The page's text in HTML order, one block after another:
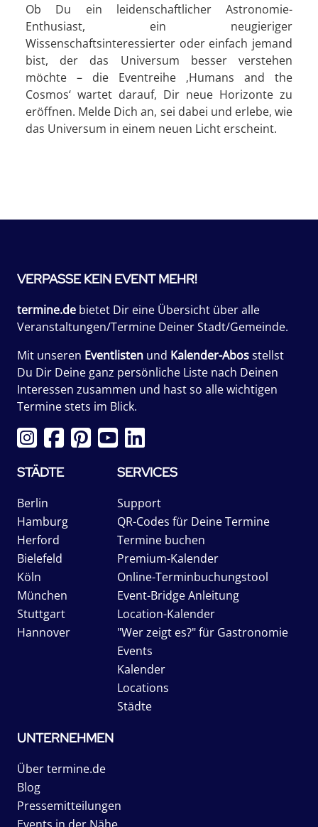
Ob Du ein leidenschaftlicher Astronomie-
Enthusiast, ein neugieriger
Wissenschaftsinteressierter oder einfach jemand
bist, der das Universum besser verstehen
möchte – die Eventreihe ‚Humans and the
Cosmos‘ wartet darauf, Dir neue Horizonte zu
eröffnen. Melde Dich an, sei dabei und erlebe, wie
das Universum in einem neuen Licht erscheint.
VERPASSE KEIN EVENT MEHR!
termine.de bietet Dir eine Übersicht über alle
Veranstaltungen/Termine Deiner Stadt/Gemeinde.
Mit unseren Eventlisten und Kalender-Abosstellst
Du Dir Deine ganz persönliche Liste nach Deinen
Interessen zusammen und hast so alle wichtigen
Termine stets im Blick.
STÄDTE
Berlin
Hamburg
Herford
Bielefeld
Köln
München
Stuttgart
Hannover
SERVICES
Support
QR-Codes für Deine Termine
Termine buchen
Premium-Kalender
Online-Terminbuchungstool
Event-Bridge Anleitung
Location-Kalender
"Wer zeigt es?" für Gastronomie
Events
Kalender
Locations
Städte
UNTERNEHMEN
Über termine.de
Blog
Pressemitteilungen
Events in der Nähe